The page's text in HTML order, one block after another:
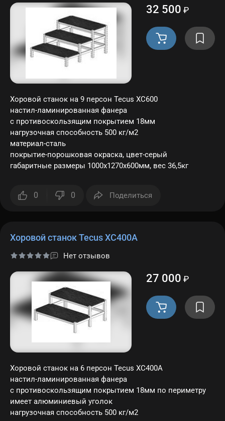
32 500 ₽
Хоровой станок на 9 персон Tecus ХС600
настил-ламинированная фанера
с противоскользящим покрытием 18мм
нагрузочная способность 500 кг/м2
материал-сталь
покрытие-порошковая окраска, цвет-серый
габаритные размеры 1000х1270х600мм, вес 36,5кг
0 0 Поделиться
Хоровой станок Tecus ХС400A
Нет отзывов
27 000 ₽
Хоровой станок на 6 персон Tecus ХС400A
настил-ламинированная фанера
с противоскользящим покрытием 18мм по периметру
имеет алюминиевый уголок
нагрузочная способность 500 кг/м2